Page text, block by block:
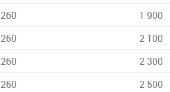
260 1 900
260 2 100
260 2 300
260 2 500